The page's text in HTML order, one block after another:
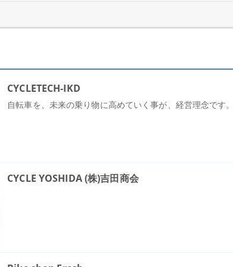
CYCLETECH-IKD
自転車を、未来の乗り物に高めていく事が、経営理念です
CYCLE YOSHIDA (株)吉田商会